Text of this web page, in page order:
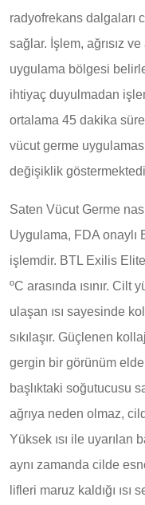
radyofrekans dalgaları
sağlar. İşlem, ağrısız ve
uygulama bölgesi
ihtiyaç duyulmadan
ortalama 45 dakika
vücut germe
değişiklik
Saten Vücut Germe
Uygulama, FDA onaylı
işlemdir. BTL Exilis
ºC arasında ısınır.
ulaşan ısı sayesinde
sıkılaşır. Güçlenen
gergin bir görünüm
başlıktaki soğutucusu
ağrıya neden olmaz,
Yüksek ısı ile uyarılan
aynı zamanda cilde
lifleri maruz kaldığı ısı